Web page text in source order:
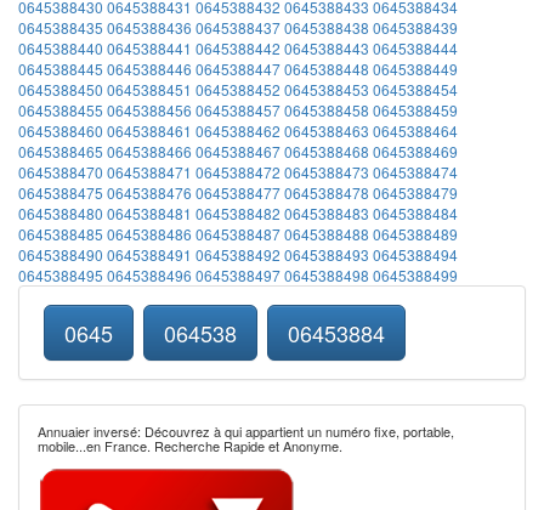
0645388430 0645388431 0645388432 0645388433 0645388434
0645388435 0645388436 06453884370645388438 0645388439
0645388440 0645388441 0645388442 0645388443 0645388444
0645388445 0645388446 06453884470645388448 0645388449
0645388450 0645388451 0645388452 0645388453 0645388454
0645388455 0645388456 06453884570645388458 0645388459
0645388460 0645388461 0645388462 0645388463 0645388464
0645388465 0645388466 06453884670645388468 0645388469
0645388470 0645388471 0645388472 0645388473 0645388474
0645388475 0645388476 06453884770645388478 0645388479
0645388480 0645388481 0645388482 0645388483 0645388484
0645388485 0645388486 06453884870645388488 0645388489
0645388490 0645388491 0645388492 0645388493 0645388494
0645388495 0645388496 06453884970645388498 0645388499
0645 064538 06453884
Annuaier inversé: Découvrez à qui appartient un numéro fixe, portable,
mobile...en France. Recherche Rapide et Anonyme.